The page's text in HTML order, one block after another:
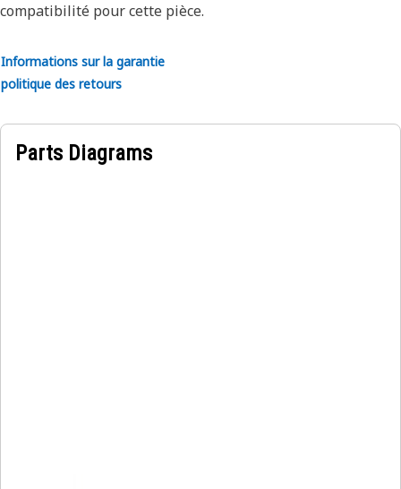
compatibilité pour cette pièce.
Informations sur la garantie
politique des retours
Parts Diagrams